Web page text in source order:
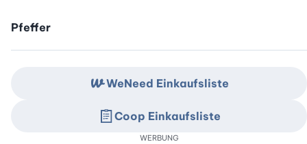
Pfeffer
WeNeed Einkaufsliste
Coop Einkaufsliste
WERBUNG